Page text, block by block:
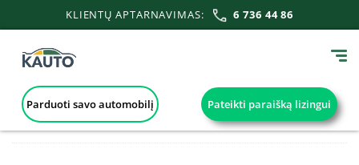
KLIENTŲ APTARNAVIMAS: 6 736 44 86
Parduoti savo automobilį Pateikti paraišką lizingui